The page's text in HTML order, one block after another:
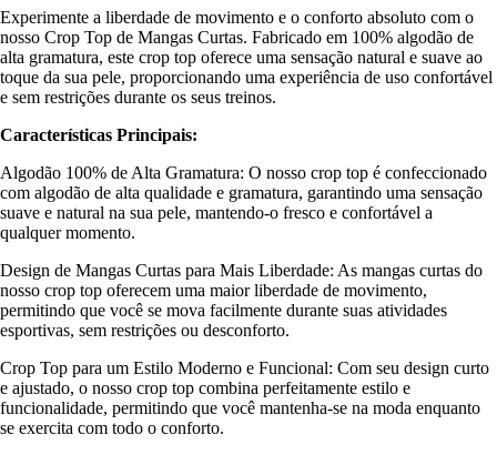
Experimente a liberdade de movimento e o conforto absoluto com o
nosso Crop Top de Mangas Curtas. Fabricado em 100% algodão de
alta gramatura, este crop top oferece uma sensação natural e suave ao
toque da sua pele, proporcionando uma experiência de uso confortável
e sem restrições durante os seus treinos.
Características Principais:
Algodão 100% de Alta Gramatura: O nosso crop top é confeccionado
com algodão de alta qualidade e gramatura, garantindo uma sensação
suave e natural na sua pele, mantendo-o fresco e confortável a
qualquer momento.
Design de Mangas Curtas para Mais Liberdade: As mangas curtas do
nosso crop top oferecem uma maior liberdade de movimento,
permitindo que você se mova facilmente durante suas atividades
esportivas, sem restrições ou desconforto.
Crop Top para um Estilo Moderno e Funcional: Com seu design curto
e ajustado, o nosso crop top combina perfeitamente estilo e
funcionalidade, permitindo que você mantenha-se na moda enquanto
se exercita com todo o conforto.